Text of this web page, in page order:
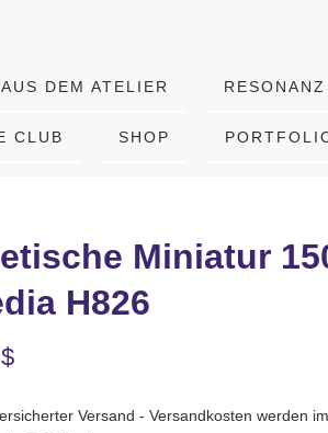
AUS DEM ATELIER
CLUB SHOP
Miniatur
H826
$
Versand - Versandkosten werden